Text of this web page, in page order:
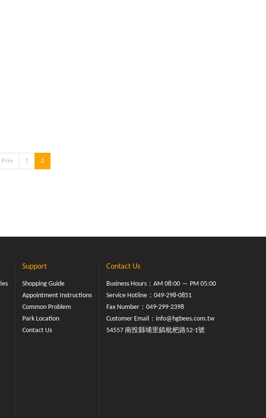
Prev 1 2
Support
Shopping Guide
Appointment Instructions
Common Problem
Park Location
Contact Us
Contact Us
Business Hours：AM 08:00 ～ PM 05:00
Service Hotline： 049-298-0851
Fax Number：049-299-2398
Customer Email： info@hgbees.com.tw
54557 南投縣埔里鎮枇杷路52-1號